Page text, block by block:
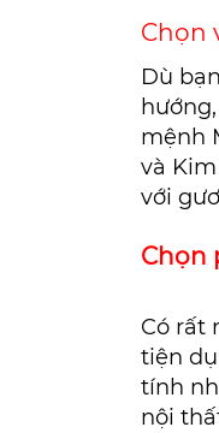
Chọn
Dù
mệnh
và
với
Chọn
Có rất
tiện
tính
nội